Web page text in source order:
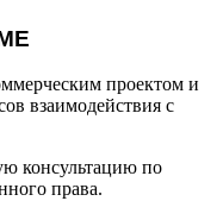
проектом и
взаимодействия с
консультацию по
права.